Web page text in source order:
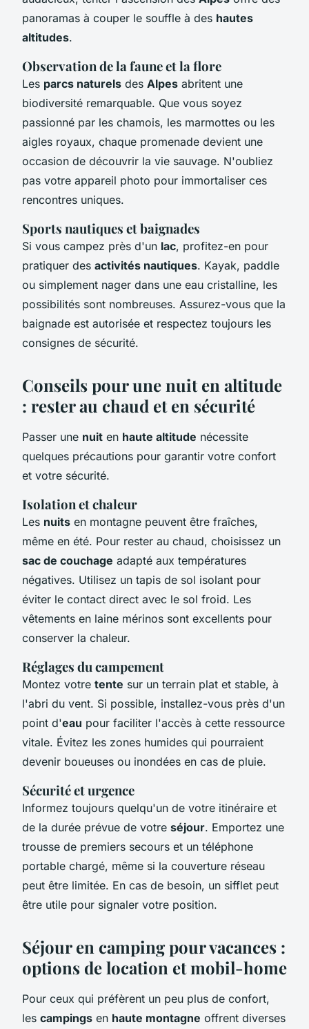
panoramas à couper le souffle à des hautes
altitudes.
Observation de la faune et la flore
Les parcs naturels des Alpes abritent une
biodiversité remarquable. Que vous soyez
passionné par les chamois, les marmottes ou les
aigles royaux, chaque promenade devient une
occasion de découvrir la vie sauvage. N'oubliez
pas votre appareil photo pour immortaliser ces
rencontres uniques.
Sports nautiques et baignades
Si vous campez près d'un lac, profitez-en pour
pratiquer des activités nautiques. Kayak, paddle
ou simplement nager dans une eau cristalline, les
possibilités sont nombreuses. Assurez-vous que la
baignade est autorisée et respectez toujours les
consignes de sécurité.
Conseils pour une nuit en altitude
: rester au chaud et en sécurité
Passer une nuit en haute altitude nécessite
quelques précautions pour garantir votre confort
et votre sécurité.
Isolation et chaleur
Les nuits en montagne peuvent être fraîches,
même en été. Pour rester au chaud, choisissez un
sac de couchage adapté aux températures
négatives. Utilisez un tapis de sol isolant pour
éviter le contact direct avec le sol froid. Les
vêtements en laine mérinos sont excellents pour
conserver la chaleur.
Réglages du campement
Montez votre tente sur un terrain plat et stable, à
l'abri du vent. Si possible, installez-vous près d'un
point d'eau pour faciliter l'accès à cette ressource
vitale. Évitez les zones humides qui pourraient
devenir boueuses ou inondées en cas de pluie.
Sécurité et urgence
Informez toujours quelqu'un de votre itinéraire et
de la durée prévue de votre séjour. Emportez une
trousse de premiers secours et un téléphone
portable chargé, même si la couverture réseau
peut être limitée. En cas de besoin, un sifflet peut
être utile pour signaler votre position.
Séjour en camping pour vacances :
options de location et mobil-home
Pour ceux qui préfèrent un peu plus de confort,
les campings en haute montagne offrent diverses